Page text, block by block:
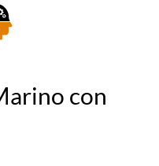
con